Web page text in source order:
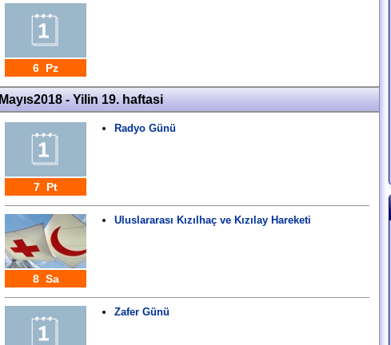
6 Pz
Mayıs2018 - Yilin 19. haftasi
7 Pt
Radyo Günü
8 Sa
Uluslararası Kızılhaç ve Kızılay Hareketi
Zafer Günü